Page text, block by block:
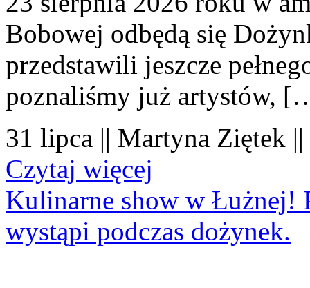
Bobowej odbędą się
przedstawili jeszcze
poznaliśmy już artystów,
31 lipca || Martyna Ziętek
Czytaj więcej
Kulinarne show w Łużnej!
wystąpi podczas dożynek.